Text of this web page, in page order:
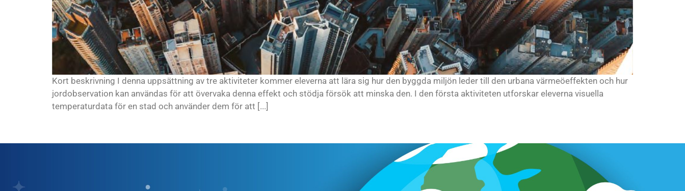
Kort beskrivning I denna uppsättning av tre aktiviteter kommer eleverna att lära sig hur den byggda miljön leder till den urbana värmeöeffekten och hur
jordobservation kan användas för att övervaka denna effekt och stödja försök att minska den. I den första aktiviteten utforskar eleverna visuella
temperaturdata för en stad och använder dem för att [...]